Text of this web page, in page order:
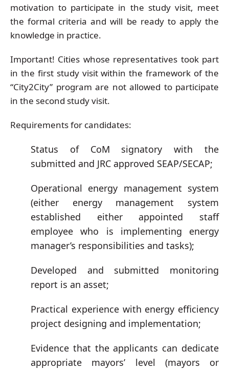
motivation to participate in the study visit, meet
the formal criteria and will be ready to apply the
knowledge in practice.
Important! Cities whose representatives took part
in the first study visit within the framework of the
“City2City” program are not allowed to participate
in the second study visit.
Requirements for candidates:
Status of CoM signatory with the
submitted and JRC approved SEAP/SECAP;
Operational energy management system
(either energy management system
established either appointed staff
employee who is implementing energy
manager’s responsibilities and tasks);
Developed and submitted monitoring
report is an asset;
Practical experience with energy efficiency
project designing and implementation;
Evidence that the applicants can dedicate
appropriate mayors’ level (mayors or